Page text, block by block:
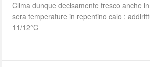
Clima dunque decisamente fresco anche
sera temperature in repentino calo :
11/12°C